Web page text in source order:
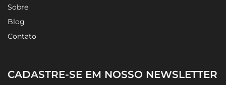
Home
Sobre
Blog